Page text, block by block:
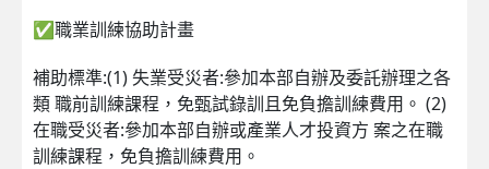
✅職業訓練協助計畫
補助標準:(1) 失業受災者:參加本部自辦及委託辦理之各
類 職前訓練課程，免甄試錄訓且免負擔訓練費用。 (2)
在職受災者:參加本部自辦或產業人才投資方 案之在職
訓練課程，免負擔訓練費用。